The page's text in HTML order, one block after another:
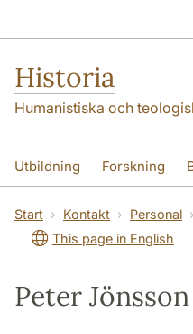
Historia
Humanistiska och
Utbildning Forskning
Om oss
Start Kontakt Personal
This page in English
Peter Jönsson